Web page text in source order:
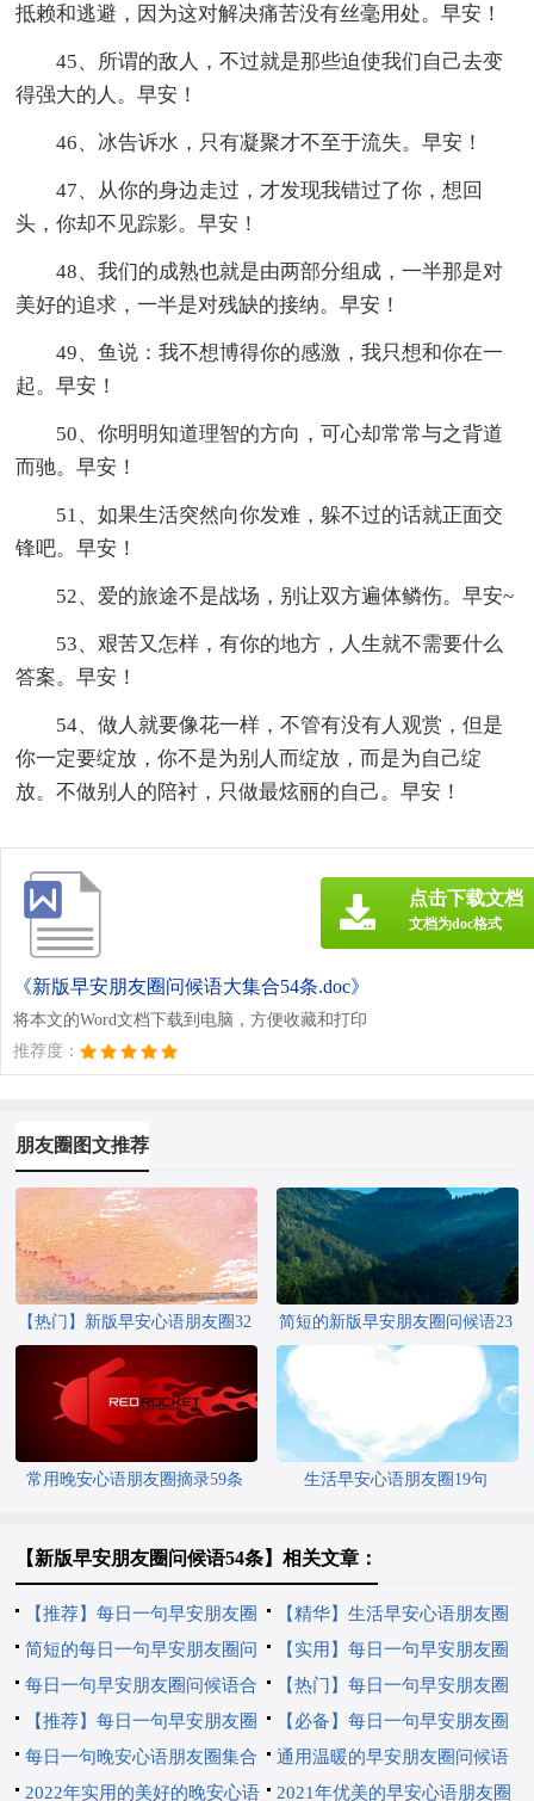
抵赖和逃避，因为这对解决痛苦没有丝毫用处。早安！
45、所谓的敌人，不过就是那些迫使我们自己去变
得强大的人。早安！
46、冰告诉水，只有凝聚才不至于流失。早安！
47、从你的身边走过，才发现我错过了你，想回
头，你却不见踪影。早安！
48、我们的成熟也就是由两部分组成，一半那是对
美好的追求，一半是对残缺的接纳。早安！
49、鱼说：我不想博得你的感激，我只想和你在一
起。早安！
50、你明明知道理智的方向，可心却常常与之背道
而驰。早安！
51、如果生活突然向你发难，躲不过的话就正面交
锋吧。早安！
52、爱的旅途不是战场，别让双方遍体鳞伤。早安~
53、艰苦又怎样，有你的地方，人生就不需要什么
答案。早安！
54、做人就要像花一样，不管有没有人观赏，但是
你一定要绽放，你不是为别人而绽放，而是为自己绽
放。不做别人的陪衬，只做最炫丽的自己。早安！
《新版早安朋友圈问候语大集合54条.doc》
将本文的Word文档下载到电脑，方便收藏和打印
推荐度：
点击下载文档
文档为doc格式
朋友圈图文推荐
【热门】新版早安心语朋友圈32
简短的新版早安朋友圈问候语23
条
常用晚安心语朋友圈摘录59条 生活早安心语朋友圈19句
【新版早安朋友圈问候语54条】相关文章：
【推荐】每日一句早安朋友圈
问候语摘录38句
【精华】生活早安心语朋友圈
22句
简短的每日一句早安朋友圈问
候语17句
【实用】每日一句早安朋友圈
问候语19句
每日一句早安朋友圈问候语合
集43句
【热门】每日一句早安朋友圈
问候语20条
【推荐】每日一句早安朋友圈
问候语大汇总64句
【必备】每日一句早安朋友圈
问候语28条
每日一句晚安心语朋友圈集合
43条
通用温暖的早安朋友圈问候语
43句
2022年实用的美好的晚安心语 2021年优美的早安心语朋友圈